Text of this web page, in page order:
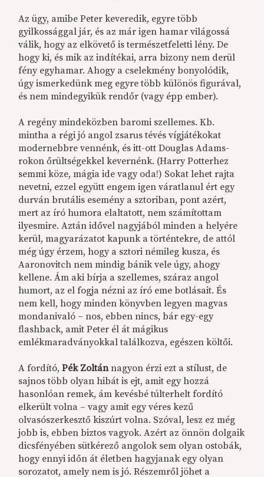
Az ügy, amibe Peter keveredik, egyre több
gyilkossággal jár, és az már igen hamar világossá
válik, hogy az elkövető is természetfeletti lény. De
hogy ki, és mik az indítékai, arra bizony nem derül
fény egyhamar. Ahogy a cselekmény bonyolódik,
úgy ismerkedünk meg egyre több különös figurával,
és nem mindegyikük rendőr (vagy épp ember).
A regény mindeközben baromi szellemes. Kb.
mintha a régi jó angol zsarus tévés vígjátékokat
modernebbre vennénk, és itt-ott Douglas Adams-
rokon őrültségekkel kevernénk. (Harry Potterhez
semmi köze, mágia ide vagy oda!) Sokat lehet rajta
nevetni, ezzel együtt engem igen váratlanul ért egy
durván brutális esemény a sztoriban, pont azért,
mert az író humora elaltatott, nem számítottam
ilyesmire. Aztán idővel nagyjából minden a helyére
kerül, magyarázatot kapunk a történtekre, de attól
még úgy érzem, hogy a sztori némileg kusza, és
Aaronovitch nem mindig bánik vele úgy, ahogy
kellene. Ám aki bírja a szellemes, száraz angol
humort, az el fogja nézni az író eme botlásait. És
nem kell, hogy minden könyvben legyen magvas
mondanivaló – nos, ebben nincs, bár egy-egy
flashback, amit Peter él át mágikus
emlékmaradványokkal találkozva, egészen költői.
A fordító,Pék Zoltánnagyon érzi ezt a stílust, de
sajnos több olyan hibát is ejt, amit egy hozzá
hasonlóan remek, ám kevésbé túlterhelt fordító
elkerült volna – vagy amit egy véres kezű
olvasószerkesztő kiszúrt volna. Szóval, lesz ez még
jobb is, ebben biztos vagyok. Azért az önnön dolgaik
dicsfényében sütkérező angolok sem olyan ostobák,
hogy ennyi időn át életben hagyjanak egy olyan
sorozatot, amely nem is jó. Részemről jöhet a